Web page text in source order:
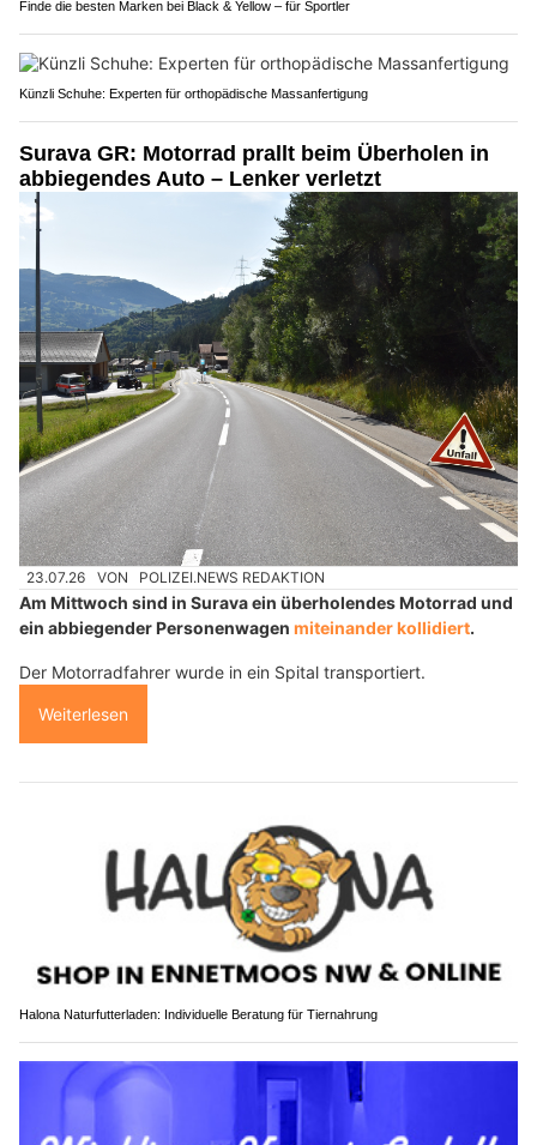
Finde die besten Marken bei Black & Yellow – für Sportler
Künzli Schuhe: Experten für orthopädische Massanfertigung
Surava GR: Motorrad prallt beim Überholen in
abbiegendes Auto – Lenker verletzt
23.07.26 VON POLIZEI.NEWS REDAKTION
Am Mittwoch sind in Surava ein überholendes Motorrad und
ein abbiegender Personenwagen miteinander kollidiert.
Der Motorradfahrer wurde in ein Spital transportiert.
Weiterlesen
Halona Naturfutterladen: Individuelle Beratung für Tiernahrung